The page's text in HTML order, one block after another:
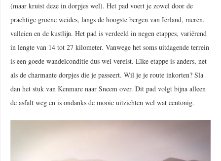
(maar kruist deze in dorpjes wel). Het pad voert je zowel door de
prachtige groene weides, langs de hoogste bergen van Ierland, meren,
valleien en de kustlijn. Het pad is verdeeld in negen etappes, variërend
in lengte van 14 tot 27 kilometer. Vanwege het soms uitdagende terrein
is een goede wandelconditie dus wel vereist. Elke etappe is anders, net
als de charmante dorpjes die je passeert. Wil je je route inkorten? Sla
dan het stuk van Kenmare naar Sneem over. Dit pad volgt bijna alleen
de asfalt weg en is ondanks de mooie uitzichten wel wat eentonig.